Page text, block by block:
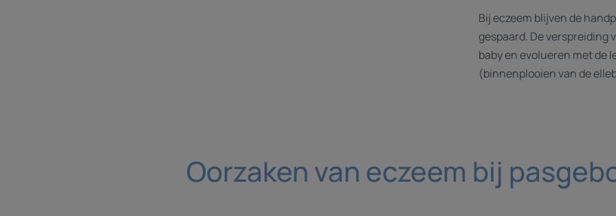
Bij eczeem blijven de
gespaard. De verspreiding
baby en evolueren met de
(binnenplooien van de
Oorzaken van eczeem bij